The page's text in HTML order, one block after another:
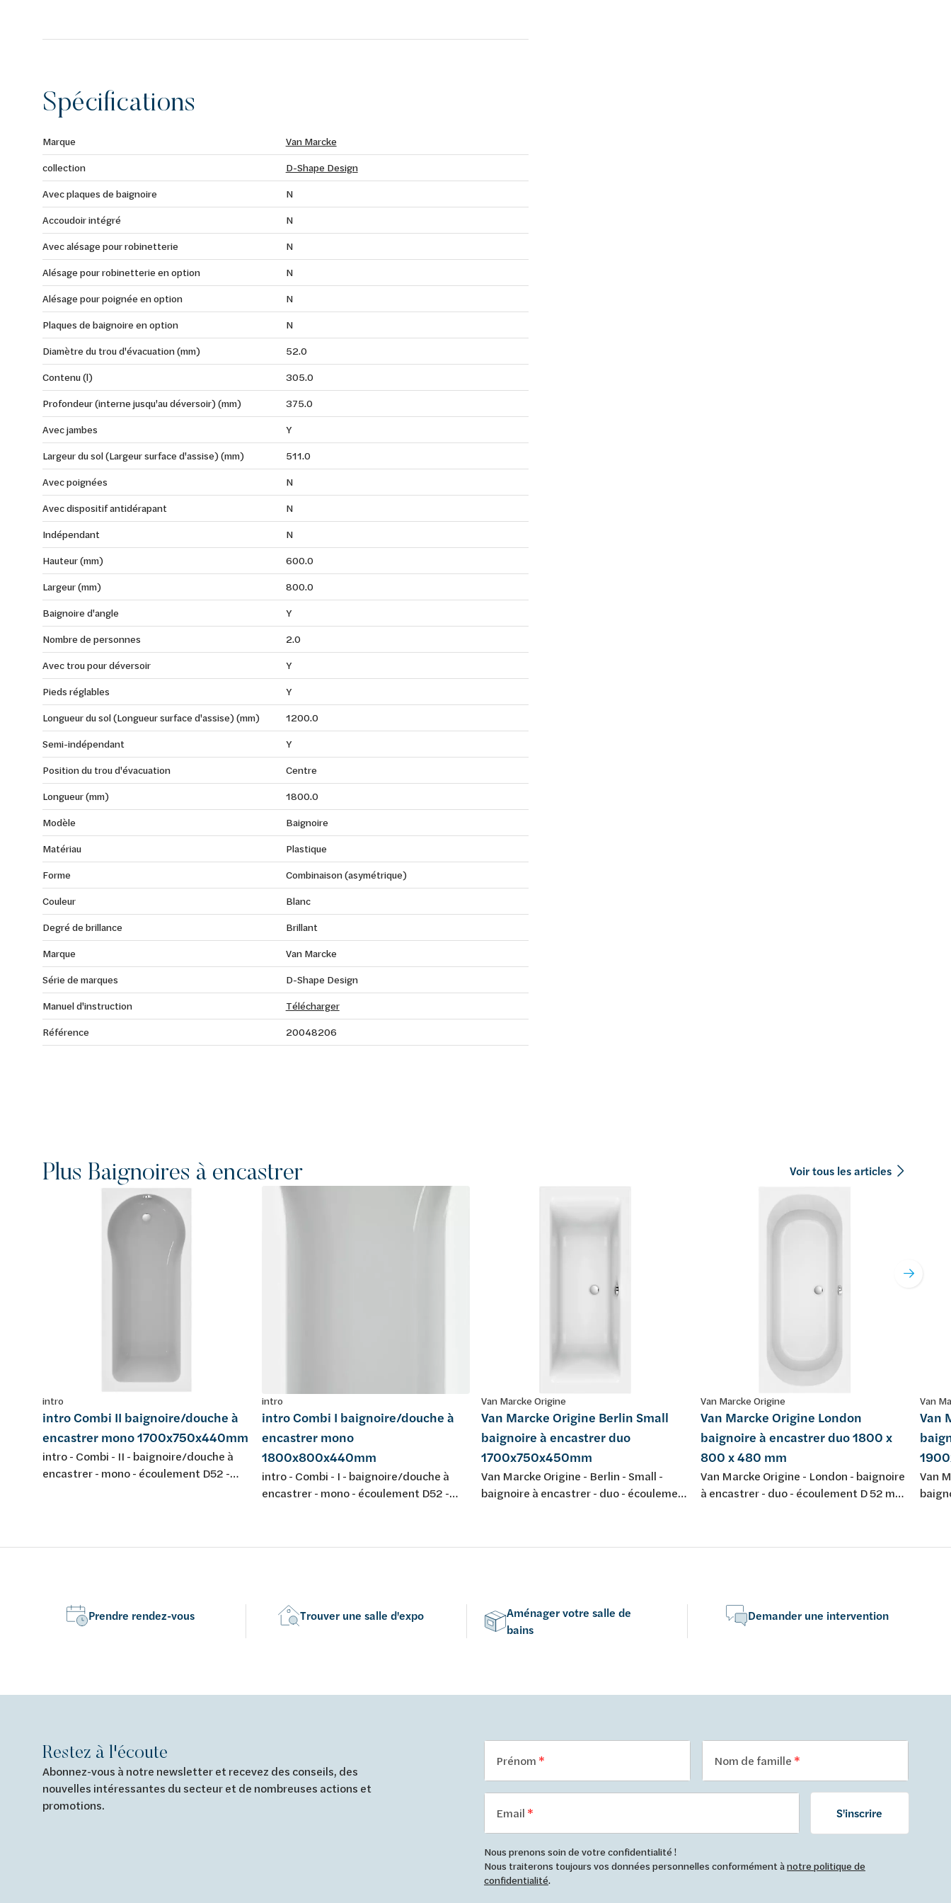
Spécifications
Marque
Van Marcke
collection
D-Shape Design
Avec plaques de baignoire
N
Accoudoir intégré
N
Avec alésage pour robinetterie
N
Alésage pour robinetterie en option
N
Alésage pour poignée en option
N
Plaques de baignoire en option
N
Diamètre du trou d'évacuation (mm)
52.0
Contenu (l)
305.0
Profondeur (interne jusqu'au déversoir) (mm)
375.0
Avec jambes
Y
Largeur du sol (Largeur surface d'assise) (mm)
511.0
Avec poignées
N
Avec dispositif antidérapant
N
Indépendant
N
Hauteur (mm)
600.0
Largeur (mm)
800.0
Baignoire d'angle
Y
Nombre de personnes
2.0
Avec trou pour déversoir
Y
Pieds réglables
Y
Longueur du sol (Longueur surface d'assise) (mm)
1200.0
Semi-indépendant
Y
Position du trou d'évacuation
Centre
Longueur (mm)
1800.0
Modèle
Baignoire
Matériau
Plastique
Forme
Combinaison (asymétrique)
Couleur
Blanc
Degré de brillance
Brillant
Marque
Van Marcke
Série de marques
D-Shape Design
Manuel d'instruction
Télécharger
Référence
20048206
Plus Baignoires à encastrer Voir tous les articles
intro
intro Combi II baignoire/douche à
encastrer mono 1700x750x440mm
intro - Combi - II - baignoire/douche à
encastrer - mono - écoulement D52 -
intro
intro Combi I baignoire/douche à
encastrer mono
1800x800x440mm
intro - Combi - I - baignoire/douche à
encastrer - mono - écoulement D52 -
conforme aux normes européennes EN
Van Marcke Origine
Van Marcke Origine Berlin Small
baignoire à encastrer duo
1700x750x450mm
Van Marcke Origine - Berlin - Small -
baignoire à encastrer - duo - écoulement
conforme aux normes européennes EN
Van Marcke Origine
Van Marcke Origine London
baignoire à encastrer duo 1800 x
800 x 480 mm
Van Marcke Origine - London - baignoire
à encastrer - duo - écoulement D 52 mm
pieds - conforme aux normes
Van
Van
Van
Prendre rendez-vous Trouver une salle d'expo
Aménager votre salle de
bains
Demander une intervention
Restez à l'écoute
Abonnez-vous à notre newsletter et recevez des conseils, des
nouvelles intéressantes du secteur et de nombreuses actions et
promotions.
Prénom Nom de famille
Email S'inscrire
Nous prenons soin de votre confidentialité !
Nous traiterons toujours vos données personnelles conformément ànotre politique de
confidentialité.